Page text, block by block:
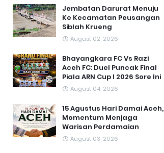
Jembatan Darurat Menuju
Ke Kecamatan Peusangan
Siblah Krueng
August 02, 2026
Bhayangkara FC Vs Razi
Aceh FC: Duel Puncak Final
Piala ARN Cup I 2026 Sore Ini
August 04, 2026
15 Agustus Hari Damai Aceh,
Momentum Menjaga
Warisan Perdamaian
August 03, 2026